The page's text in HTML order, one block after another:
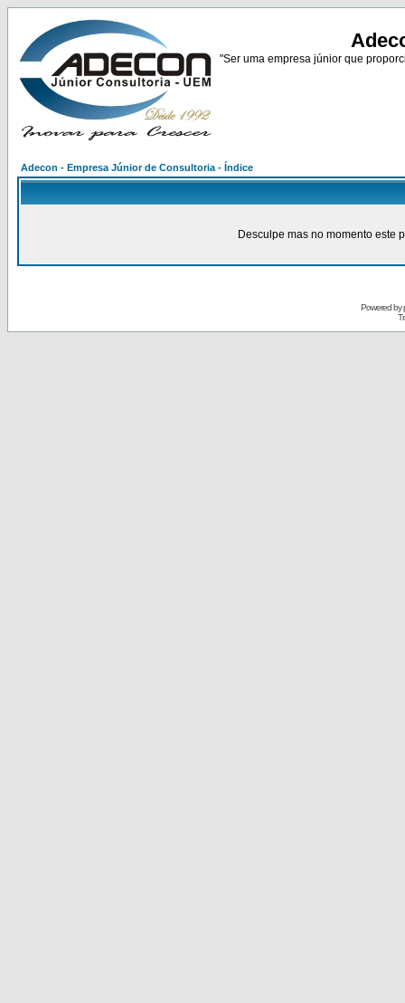
"Ser uma empresa júnior que
Adecon - Empresa Júnior de Consultoria - Índice
Desculpe mas no momento este
Powered by